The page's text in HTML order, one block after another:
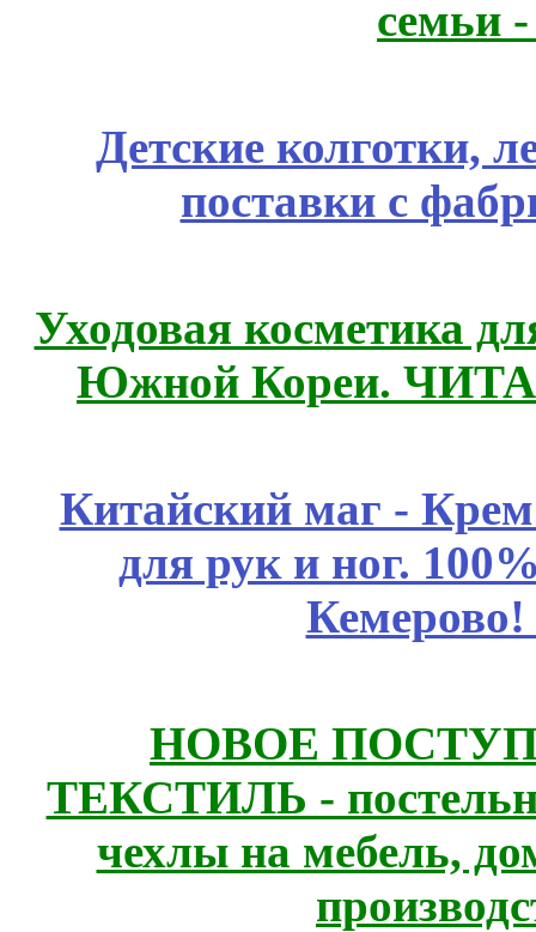
семьи
Детские колготки,
поставки с
Уходовая косметика
Южной Кореи.
Китайский маг -
для рук и ног.
НОВОЕ
ТЕКСТИЛЬ -
чехлы на мебель,